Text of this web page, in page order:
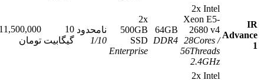
Xeon E5-
2680 v4
28Cores/
56Threads
64GB
DDR4
2x
500GB
SSD
Enterprise
نامحدود
1/10
10
گیگابیت
11,500,000
تومان
سفارش